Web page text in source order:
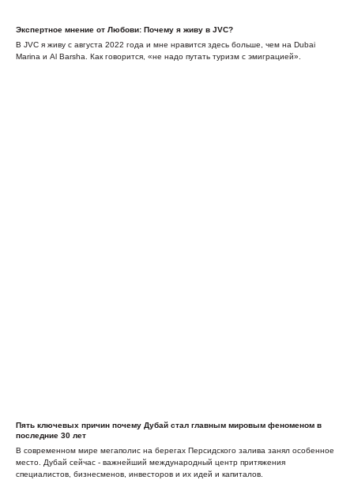
Экспертное мнение от Любови: Почему я живу в JVC?
В JVC я живу с августа 2022 года и мне нравится здесь больше, чем на Dubai
Marina и Al Barsha. Как говорится, «не надо путать туризм с эмиграцией».
Пять ключевых причин почему Дубай стал главным мировым феноменом в
последние 30 лет
В современном мире мегаполис на берегах Персидского залива занял особенное
место. Дубай сейчас - важнейший международный центр притяжения
специалистов, бизнесменов, инвесторов и их идей и капиталов.